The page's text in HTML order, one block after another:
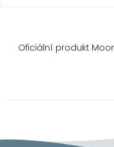
Oficiální produkt